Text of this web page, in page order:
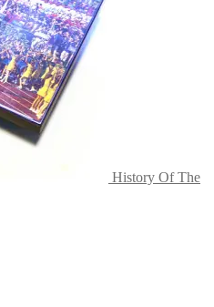
History Of The